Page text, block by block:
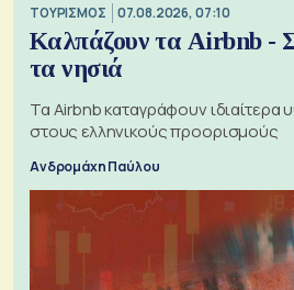
ΤΟΥΡΙΣΜΟΣ 07.08.2026, 07:10
Καλπάζουν τα Airbnb -
τα νησιά
Τα Airbnb καταγράφουν ιδιαίτερα
στους ελληνικούς προορισμούς
Ανδρομάχη Παύλου